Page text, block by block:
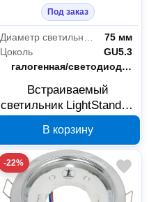
Под заказ
75 мм
Цоколь
GU5.3
Тип лампы
галогенная/светодиодная
Встраиваемый
светильник LightStandart
GU5.3 золото IT8095
В корзину
-22%